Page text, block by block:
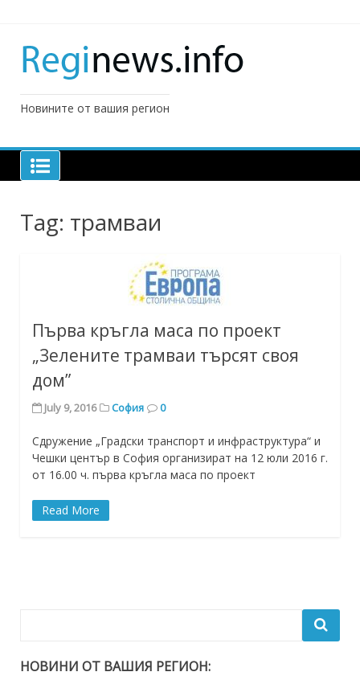
Новините от вашия регион
Tag: трамваи
Първа кръгла маса по проект
„Зелените трамваи търсят своя
дом”
July 9, 2016 София 0
Сдружение „Градски транспорт и инфраструктура“ и
Чешки център в София организират на 12 юли 2016 г.
от 16.00 ч. първа кръгла маса по проект
Read More
НОВИНИ ОТ ВАШИЯ РЕГИОН: